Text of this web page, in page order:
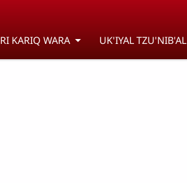
RI KARIQ WARA UK'IYAL TZU'NIB'AL